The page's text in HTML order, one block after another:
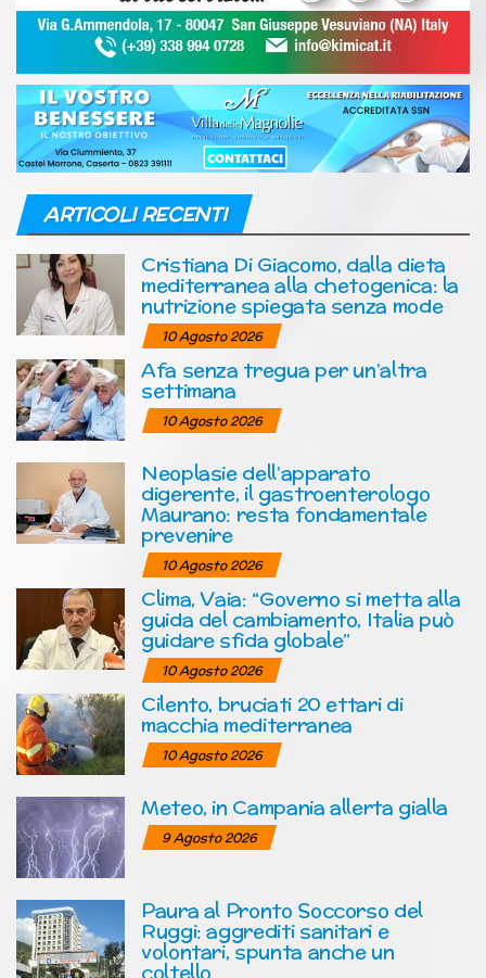
ARTICOLI RECENTI
Cristiana Di Giacomo, dalla dieta
mediterranea alla chetogenica: la
nutrizione spiegata senza mode
10 Agosto 2026
Afa senza tregua per un’altra
settimana
10 Agosto 2026
Neoplasie dell’apparato
digerente, il gastroenterologo
Maurano: resta fondamentale
prevenire
10 Agosto 2026
Clima, Vaia: “Governo si metta alla
guida del cambiamento, Italia può
guidare sfida globale”
10 Agosto 2026
Cilento, bruciati 20 ettari di
macchia mediterranea
10 Agosto 2026
Meteo, in Campania allerta gialla
9 Agosto 2026
Paura al Pronto Soccorso del
Ruggi: aggrediti sanitari e
volontari, spunta anche un
coltello